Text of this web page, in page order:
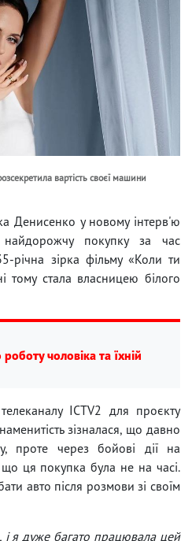
вартість своєї машини
Денисенко у новому інтерв'ю
покупку за час
річна зірка фільму «Коли ти
тому стала власницею білого
чоловіка та їхній
ICTV2 для проєкту
зізналася, що давно
проте через бойові дії на
що ця покупка була не на часі.
авто після розмови зі своїм
і я дуже багато працювала цей